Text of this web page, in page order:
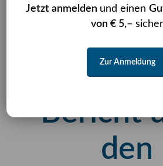
ein
Bericht
den
Jetzt anmelden und einen
von € 5,–
Zur Anmeldung